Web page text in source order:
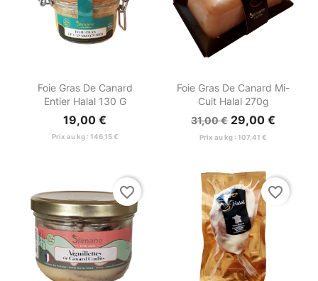
Aperçu rapide
Foie Gras De Canard
Entier Halal 130 G
19,00 €
Prix au kg : 146,15 €
Aperçu rapide
Foie Gras De Canard Mi-
Cuit Halal 270g
31,00 € 29,00 €
Prix au kg : 107,41 €
favorite_border favorite_border